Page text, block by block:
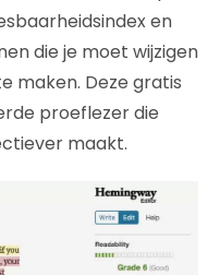
en
die je moet wijzigen
maken. Deze gratis
proeflezer die
maakt.